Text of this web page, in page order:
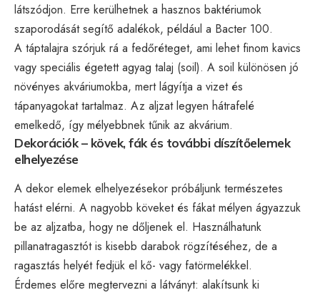
látszódjon. Erre kerülhetnek a hasznos baktériumok
szaporodását segítő adalékok, például a Bacter 100.
A táptalajra szórjuk rá a fedőréteget, ami lehet finom kavics
vagy speciális égetett agyag talaj (soil). A soil különösen jó
növényes akváriumokba, mert lágyítja a vizet és
tápanyagokat tartalmaz. Az aljzat legyen hátrafelé
emelkedő, így mélyebbnek tűnik az akvárium.
Dekorációk – kövek, fák és további díszítőelemek
elhelyezése
A dekor elemek elhelyezésekor próbáljunk természetes
hatást elérni. A nagyobb köveket és fákat mélyen ágyazzuk
be az aljzatba, hogy ne dőljenek el. Használhatunk
pillanatragasztót is kisebb darabok rögzítéséhez, de a
ragasztás helyét fedjük el kő- vagy fatörmelékkel.
Érdemes előre megtervezni a látványt: alakítsunk ki